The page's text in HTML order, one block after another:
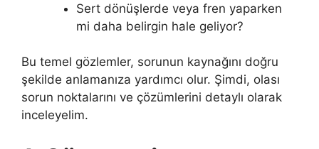
Sert dönüşlerde veya fren yaparken
mi daha belirgin hale geliyor?
Bu temel gözlemler, sorunun kaynağını doğru
şekilde anlamanıza yardımcı olur. Şimdi, olası
sorun noktalarını ve çözümlerini detaylı olarak
inceleyelim.